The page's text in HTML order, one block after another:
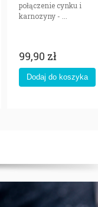
połączenie cynku i
karnozyny - ...
99,90 zł